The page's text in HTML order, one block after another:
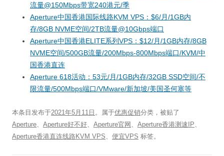
流量@150Mbps带宽240港元/季
Aperture中国香港国际线路KVM VPS：$6/月/1GB内
存/8GB NVME空间/2TB流量@10Gbps端口
Aperture中国香港ELITE系列VPS：$12/月/1GB内存/8GB
NVME空间/500GB流量/200Mbps-800Mbps端口/KVM/中
国香港直连
Aperture 618活动：53元/月/1GB内存/32GB SSD空间/不
限流量/500Mbps端口/VMware/新加坡/美国圣何塞等
本条目发布于2021年5月11日 。属于优惠促销分类，被贴了
Aperture、 Aperture好不好、 Aperture官网 、 Aperture香港测速IP、
Aperture香港直连线路KVM VPS、 便宜VPS 标签。